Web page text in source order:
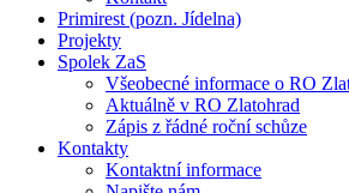
Primirest (pozn. Jídelna)
Projekty
Spolek ZaS
Všeobecné informace o RO
Aktuálně v RO Zlatohrad
Zápis z řádné roční schůze
Kontakty
Kontaktní informace